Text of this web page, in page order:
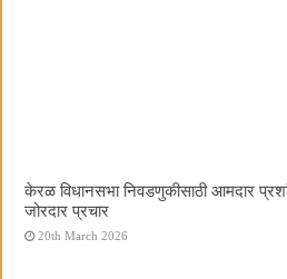
केरळ विधानसभा निवडणुकीसाठी आमदार
जोरदार प्रचार
20th March 2026